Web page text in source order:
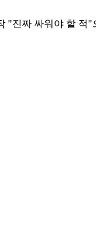
"진짜 싸워야 할 적